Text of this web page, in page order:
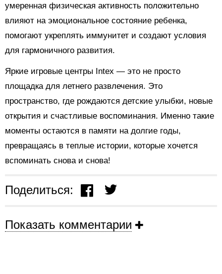
умеренная физическая активность положительно
влияют на эмоциональное состояние ребенка,
помогают укреплять иммунитет и создают условия
для гармоничного развития.
Яркие игровые центры Intex — это не просто
площадка для летнего развлечения. Это
пространство, где рождаются детские улыбки, новые
открытия и счастливые воспоминания. Именно такие
моменты остаются в памяти на долгие годы,
превращаясь в теплые истории, которые хочется
вспоминать снова и снова!
Поделиться:
Показать комментарии